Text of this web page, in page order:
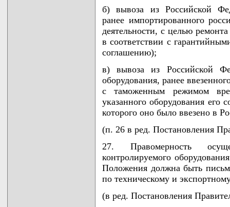
б) вывоза из Российской
ранее импортированного
деятельности, с целью
в соответствии с
соглашению);
в) вывоза из Российской
оборудования, ранее
с таможенным режимом
указанного оборудования его
которого оно было ввезено в
(п. 26 в ред. Постановления
27. Правомерность
контролируемого
Положения должна быть
по техническому и
(в ред. Постановления